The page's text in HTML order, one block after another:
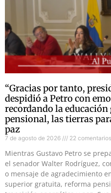
“Gracias por tanto,
despidió a Petro con
recordando la
pensional, las tierras
paz
7 de agosto de 2026 22 comentarios
Mientras Gustavo Petro se
el senador Walter Rodríguez,
o mensaje de agradecimiento
superior gratuita, reforma